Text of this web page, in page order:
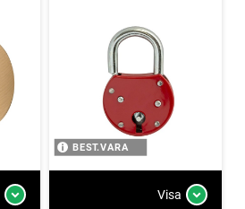
BEST.VARA
Visa